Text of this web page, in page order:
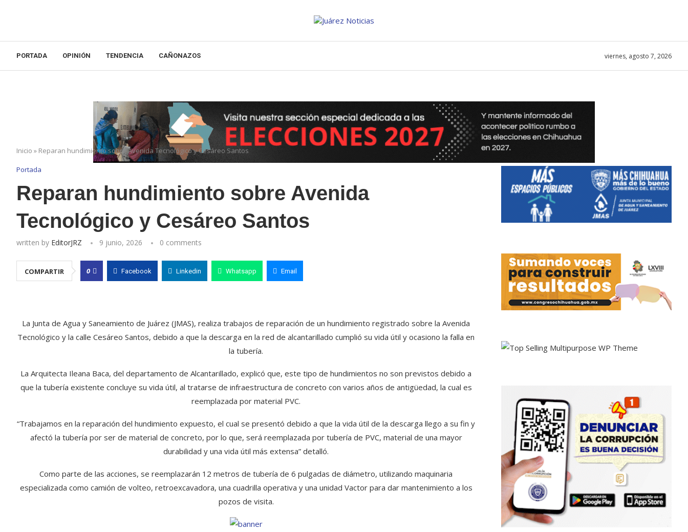
PORTADA OPINIÓN TENDENCIA CAÑONAZOS viernes, agosto 7, 2026
Inicio » Reparan hundimiento sobre Avenida Tecnológico y Cesáreo Santos
Portada
Reparan hundimiento sobre Avenida
Tecnológico y Cesáreo Santos
written by EditorJRZ 9 junio, 2026 0 comments
COMPARTIR 0 Facebook Linkedin Whatsapp Email
La Junta de Agua y Saneamiento de Juárez (JMAS), realiza trabajos de reparación de un hundimiento registrado sobre la Avenida
Tecnológico y la calle Cesáreo Santos, debido a que la descarga en la red de alcantarillado cumplió su vida útil y ocasiono la falla en
la tubería.
La Arquitecta Ileana Baca, del departamento de Alcantarillado, explicó que, este tipo de hundimientos no son previstos debido a
que la tubería existente concluye su vida útil, al tratarse de infraestructura de concreto con varios años de antigüedad, la cual es
reemplazada por material PVC.
“Trabajamos en la reparación del hundimiento expuesto, el cual se presentó debido a que la vida útil de la descarga llego a su fin y
afectó la tubería por ser de material de concreto, por lo que, será reemplazada por tubería de PVC, material de una mayor
durabilidad y una vida útil más extensa” detalló.
Como parte de las acciones, se reemplazarán 12 metros de tubería de 6 pulgadas de diámetro, utilizando maquinaria
especializada como camión de volteo, retroexcavadora, una cuadrilla operativa y una unidad Vactor para dar mantenimiento a los
pozos de visita.